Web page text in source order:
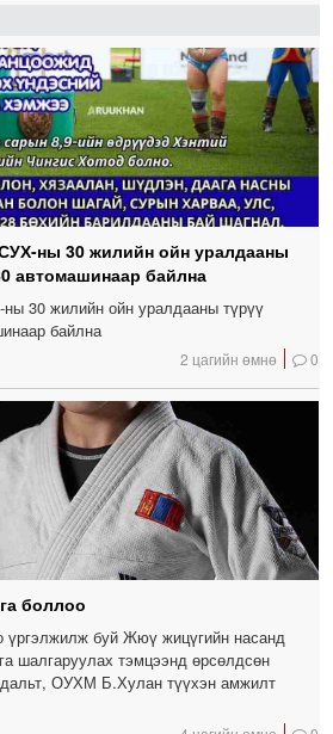
ны 30 жилийн ойн уралдааны
автомашинаар байлна
30 жилийн ойн уралдааны түрүү
байлна
2 цагийн өмнө 0
боллоо
буй Жюү жицүгийн насанд
шалгаруулах тэмцээнд өрсөлдсөн
ОУХМ Б.Хулан түүхэн амжилт